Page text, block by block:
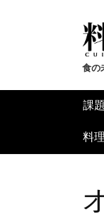
食の
課
料